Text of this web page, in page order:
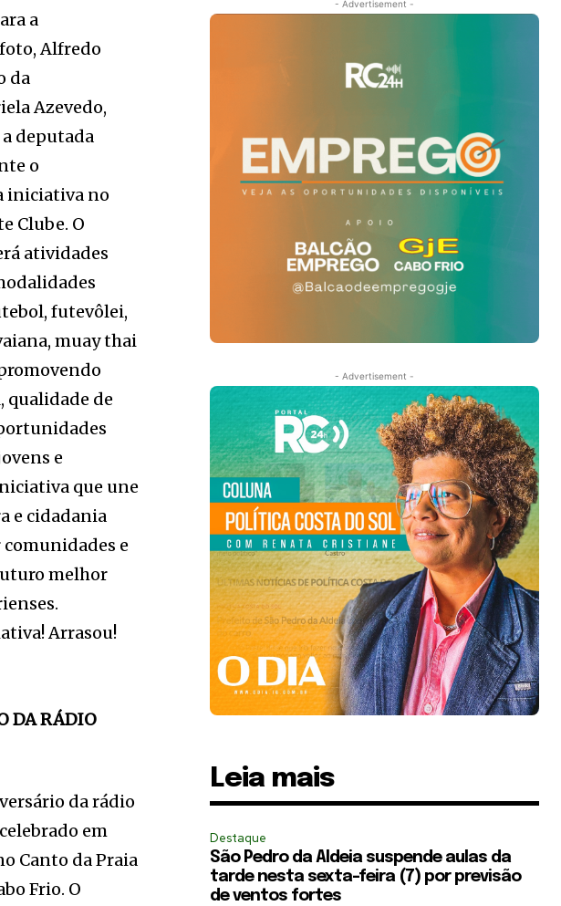
a
Alfredo
da
Azevedo,
deputada
o
iniciativa no
Clube. O
atividades
futevôlei,
muay thai
qualidade de
e
que une
e cidadania
e
melhor
Arrasou!
DA RÁDIO
da rádio
em
Canto da Praia
Frio. O
- Advertisement -
- Advertisement -
Leia mais
Destaque
São Pedro da Aldeia suspende aulas da
tarde nesta sexta-feira (7) por previsão
de ventos fortes